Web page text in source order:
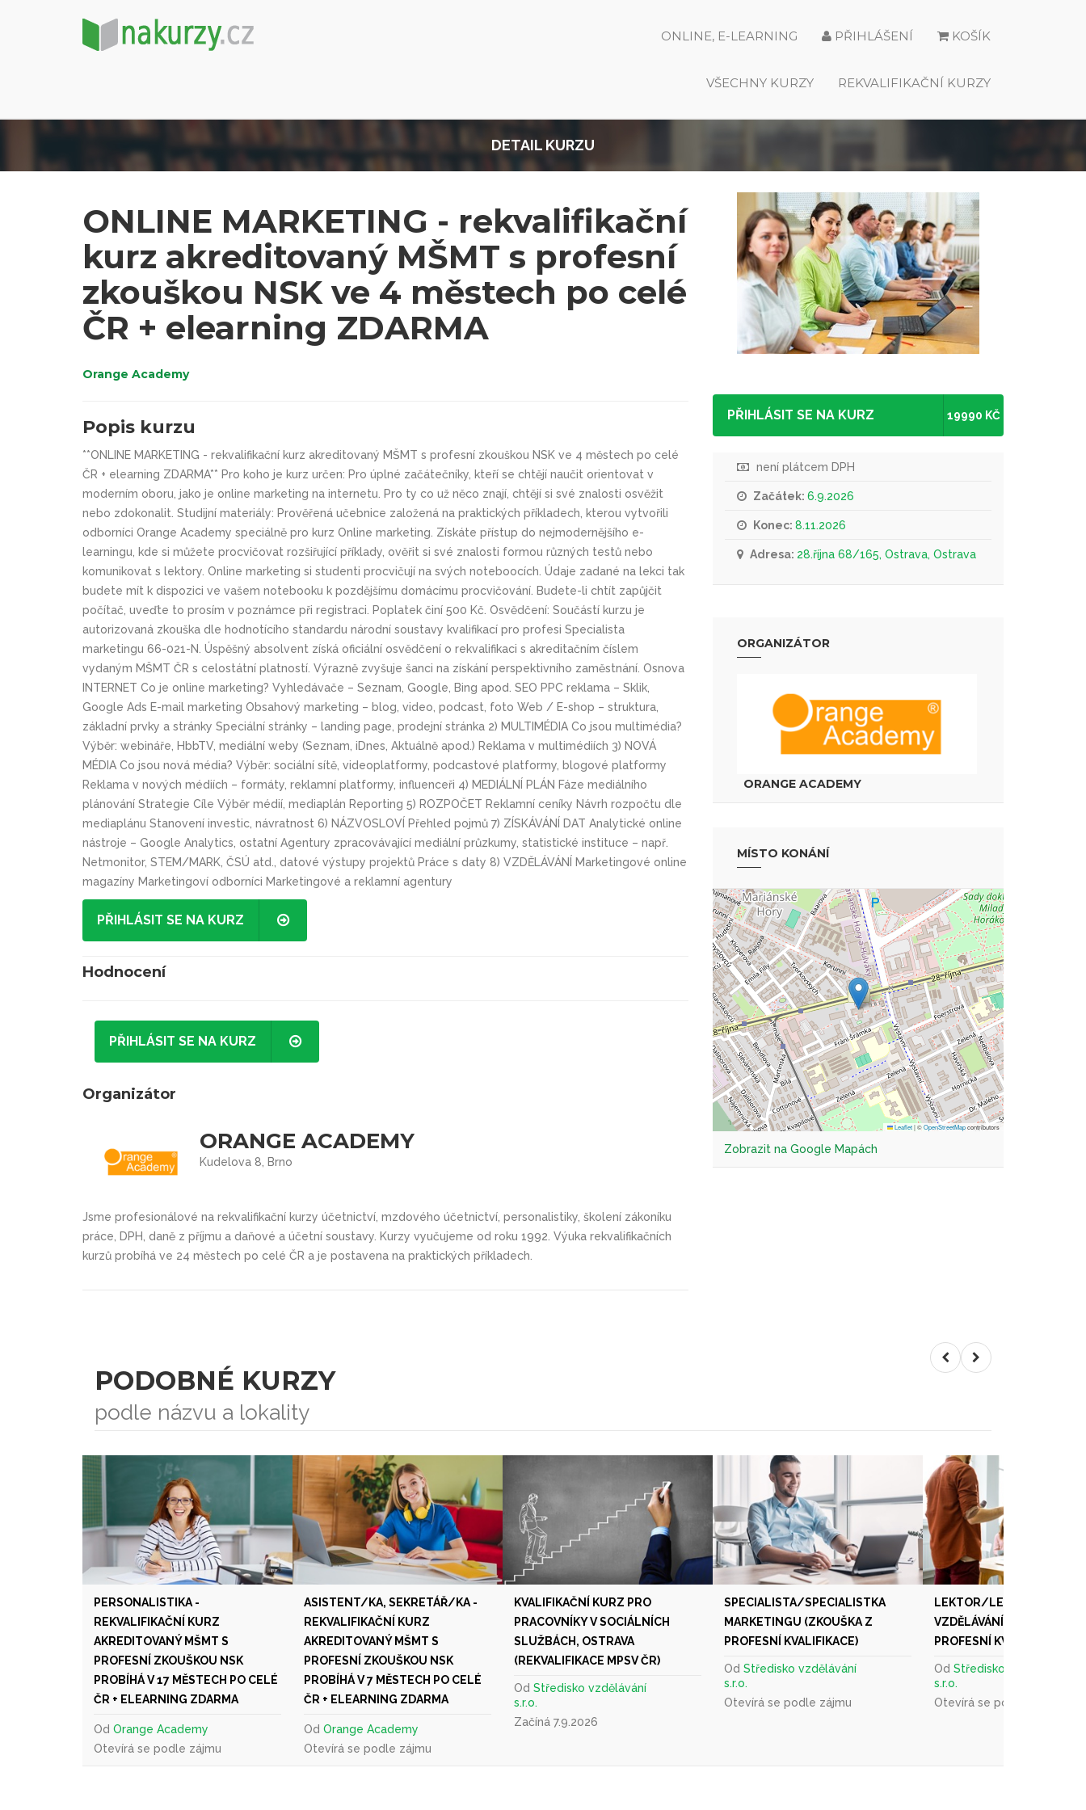
KOŠÍK
PŘIHLÁŠENÍ
ONLINE, E-LEARNING
REKVALIFIKAČNÍ KURZY
VŠECHNY KURZY
DETAIL KURZU
ONLINE MARKETING - rekvalifikační
kurz akreditovaný MŠMT s profesní
zkouškou NSK ve 4 městech po celé
ČR + elearning ZDARMA
Orange Academy
Popis kurzu
**ONLINE MARKETING - rekvalifikační kurz akreditovaný MŠMT s profesní zkouškou NSK ve 4 městech po celé
ČR + elearning ZDARMA** Pro koho je kurz určen: Pro úplné začátečníky, kteří se chtějí naučit orientovat v
moderním oboru, jako je online marketing na internetu. Pro ty co už něco znají, chtějí si své znalosti osvěžit
nebo zdokonalit. Studijní materiály: Prověřená učebnice založená na praktických příkladech, kterou vytvořili
odborníci Orange Academy speciálně pro kurz Online marketing. Získáte přístup do nejmodernějšího e-
learningu, kde si můžete procvičovat rozšiřující příklady, ověřit si své znalosti formou různých testů nebo
komunikovat s lektory. Online marketing si studenti procvičují na svých noteboocích. Údaje zadané na lekci tak
budete mít k dispozici ve vašem notebooku k pozdějšímu domácímu procvičování. Budete-li chtít zapůjčit
počítač, uveďte to prosím v poznámce při registraci. Poplatek činí 500 Kč. Osvědčení: Součástí kurzu je
autorizovaná zkouška dle hodnotícího standardu národní soustavy kvalifikací pro profesi Specialista
marketingu 66-021-N. Úspěšný absolvent získá oficiální osvědčení o rekvalifikaci s akreditačním číslem
vydaným MŠMT ČR s celostátní platností. Výrazně zvyšuje šanci na získání perspektivního zaměstnání. Osnova
INTERNET Co je online marketing? Vyhledávače – Seznam, Google, Bing apod. SEO PPC reklama – Sklik,
Google Ads E-mail marketing Obsahový marketing – blog, video, podcast, foto Web / E-shop – struktura,
základní prvky a stránky Speciální stránky – landing page, prodejní stránka 2) MULTIMÉDIA Co jsou multimédia?
Výběr: webináře, HbbTV, mediální weby (Seznam, iDnes, Aktuálně apod.) Reklama v multimédiích 3) NOVÁ
MÉDIA Co jsou nová média? Výběr: sociální sítě, videoplatformy, podcastové platformy, blogové platformy
Reklama v nových médiích – formáty, reklamní platformy, influenceři 4) MEDIÁLNÍ PLÁN Fáze mediálního
plánování Strategie Cíle Výběr médií, mediaplán Reporting 5) ROZPOČET Reklamní ceníky Návrh rozpočtu dle
mediaplánu Stanovení investic, návratnost 6) NÁZVOSLOVÍ Přehled pojmů 7) ZÍSKÁVÁNÍ DAT Analytické online
nástroje – Google Analytics, ostatní Agentury zpracovávající mediální průzkumy, statistické instituce – např.
Netmonitor, STEM/MARK, ČSÚ atd., datové výstupy projektů Práce s daty 8) VZDĚLÁVÁNÍ Marketingové online
magazíny Marketingoví odborníci Marketingové a reklamní agentury
PŘIHLÁSIT SE NA KURZ
Hodnocení
PŘIHLÁSIT SE NA KURZ
Organizátor
ORANGE ACADEMY
Kudelova 8, Brno
Jsme profesionálové na rekvalifikační kurzy účetnictví, mzdového účetnictví, personalistiky, školení zákoníku
práce, DPH, daně z příjmu a daňové a účetní soustavy. Kurzy vyučujeme od roku 1992. Výuka rekvalifikačních
kurzů probíhá ve 24 městech po celé ČR a je postavena na praktických příkladech.
PŘIHLÁSIT SE NA KURZ 19990 KČ
není plátcem DPH
Začátek: 6.9.2026
Konec: 8.11.2026
Adresa: 28.října 68/165, Ostrava, Ostrava
ORGANIZÁTOR
ORANGE ACADEMY
MÍSTO KONÁNÍ
Leaflet|©OpenStreetMapcontributors
Zobrazit na Google Mapách
PODOBNÉ KURZY
podle názvu a lokality
PERSONALISTIKA -
REKVALIFIKAČNÍ KURZ
AKREDITOVANÝ MŠMT S
PROFESNÍ ZKOUŠKOU NSK
PROBÍHÁ V 17 MĚSTECH PO CELÉ
ČR + ELEARNING ZDARMA
Od Orange Academy
Otevírá se podle zájmu
ASISTENT/KA, SEKRETÁŘ/KA -
REKVALIFIKAČNÍ KURZ
AKREDITOVANÝ MŠMT S
PROFESNÍ ZKOUŠKOU NSK
PROBÍHÁ V 7 MĚSTECH PO CELÉ
ČR + ELEARNING ZDARMA
Od Orange Academy
Otevírá se podle zájmu
KVALIFIKAČNÍ KURZ PRO
PRACOVNÍKY V SOCIÁLNÍCH
SLUŽBÁCH, OSTRAVA
(REKVALIFIKACE MPSV ČR)
Od Středisko vzdělávání
s.r.o.
Začíná 7.9.2026
SPECIALISTA/SPECIALISTKA
MARKETINGU (ZKOUŠKA Z
PROFESNÍ KVALIFIKACE)
Od Středisko vzdělávání
s.r.o.
Otevírá se podle zájmu
LEKTOR/LEKTORKA
VZDĚLÁVÁNÍ (ZKOUŠKA Z
PROFESNÍ KVALIFIKACE)
Od Středisko vzdělávání
s.r.o.
Otevírá se podle zájmu